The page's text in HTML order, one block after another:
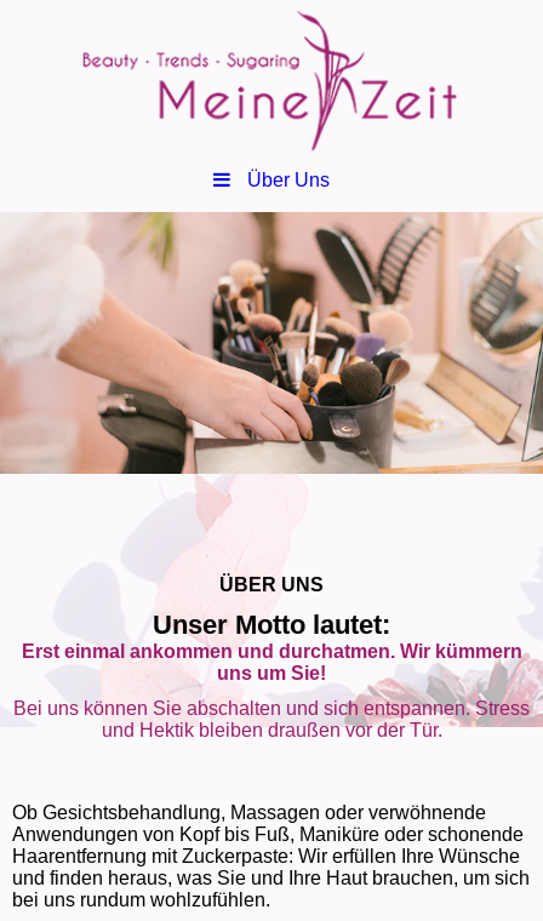
Über Uns
ÜBER UNS
Unser Motto lautet:
Erst einmal ankommen und durchatmen. Wir kümmern
uns um Sie!
Bei uns können Sie abschalten und sich entspannen. Stress
und Hektik bleiben draußen vor der Tür.
Ob Gesichtsbehandlung, Massagen oder ver­wöhnende
Anwendungen von Kopf bis Fuß, Maniküre oder schonende
Haar­entfernung mit Zucker­paste: Wir erfüllen Ihre Wünsche
und finden heraus, was Sie und Ihre Haut brauchen, um sich
bei uns rundum wohlzufühlen.